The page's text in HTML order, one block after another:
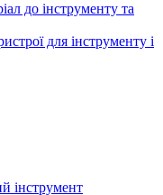
до інструменту та
для інструменту і